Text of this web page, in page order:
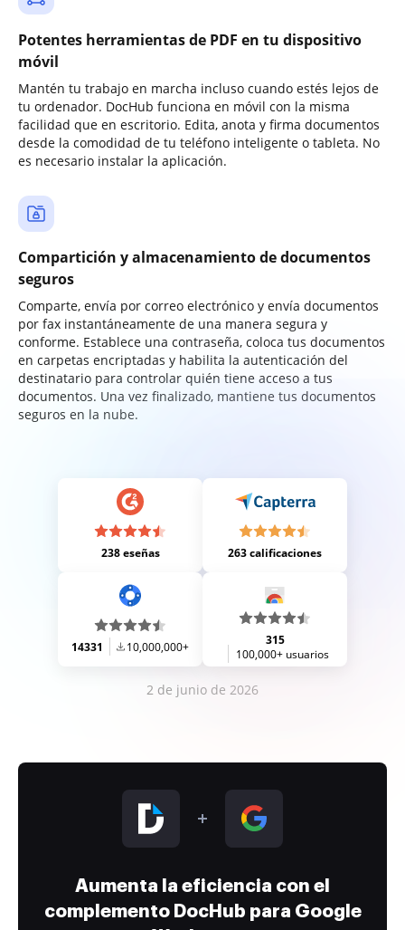
Potentes herramientas de PDF en tu dispositivo
móvil
Mantén tu trabajo en marcha incluso cuando estés lejos de
tu ordenador. DocHub funciona en móvil con la misma
facilidad que en escritorio. Edita, anota y firma documentos
desde la comodidad de tu teléfono inteligente o tableta. No
es necesario instalar la aplicación.
Compartición y almacenamiento de documentos
seguros
Comparte, envía por correo electrónico y envía documentos
por fax instantáneamente de una manera segura y
conforme. Establece una contraseña, coloca tus documentos
en carpetas encriptadas y habilita la autenticación del
destinatario para controlar quién tiene acceso a tus
documentos. Una vez finalizado, mantiene tus documentos
seguros en la nube.
238 eseñas 263 calificaciones
14331 10,000,000+
315
100,000+ usuarios
2 de junio de 2026
Aumenta la eficiencia con el
complemento DocHub para Google